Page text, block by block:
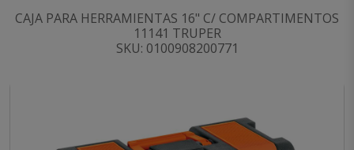
CAJA PARA HERRAMIENTAS 16" C/ COMPARTIMENTOS
11141 TRUPER
SKU: 0100908200771